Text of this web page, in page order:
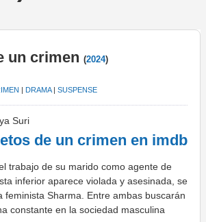
un crimen (2024)
DRAMA| SUSPENSE
Suri
trabajo de su marido como agente de
inferior aparece violada y asesinada, se
Sharma. Entre ambas buscarán
constante en la sociedad masculina